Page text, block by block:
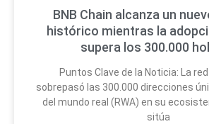
BNB Chain alcanza un
histórico mientras la
supera los 300.000
Puntos Clave de la Noticia: La red
sobrepasó las 300.000 direcciones
del mundo real (RWA) en su
sitúa